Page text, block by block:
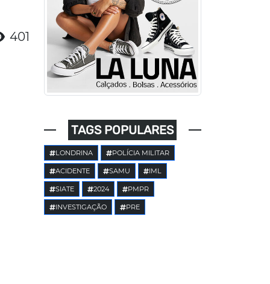
401
TAGS POPULARES
LONDRINA POLÍCIA MILITAR
ACIDENTE SAMU IML
SIATE 2024 PMPR
INVESTIGAÇÃO PRE